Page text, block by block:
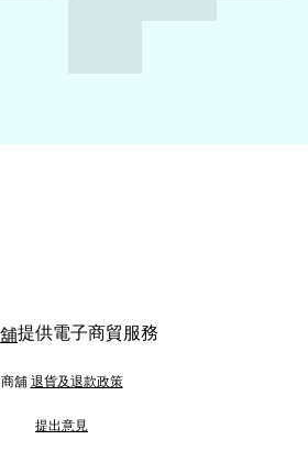
提供電子商貿服務
商舖 退貨及退款政策
提出意見